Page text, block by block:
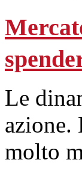
Le
azione.
molto